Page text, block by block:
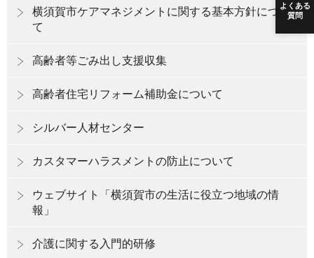
よくある
質問
横須賀市ケアマネジメントに関する基本方針につい
て
高齢者等ごみ出し支援収集
高齢者住宅リフォーム補助金について
シルバー人材センター
カスタマーハラスメントの防止について
ウェブサイト「横須賀市の生活に役立つ地域の情
報」
介護に関する入門的研修